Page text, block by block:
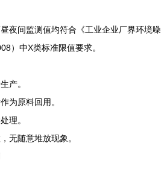
夜间监测值均符合《工业企业厂界环境噪
）中X类标准限值要求。
产。
为原料回用。
理。
无随意堆放现象。